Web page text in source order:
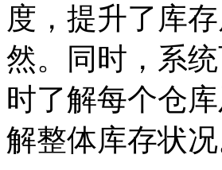
度，提升了库
然。同时，系
时了解每个仓
解整体库存状况